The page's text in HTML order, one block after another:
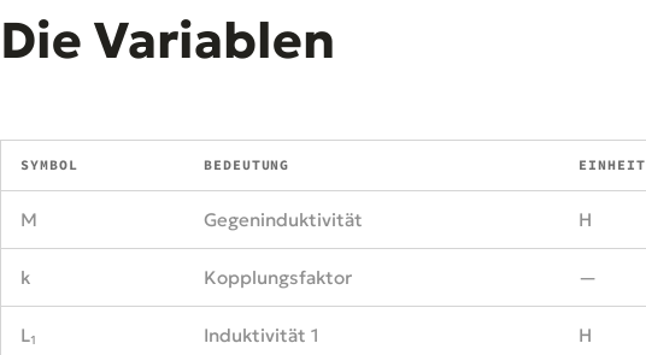
Die Variablen
SYMBOL BEDEUTUNG EINHEIT
M Gegeninduktivität H
k Kopplungsfaktor —
L₁ Induktivität 1 H